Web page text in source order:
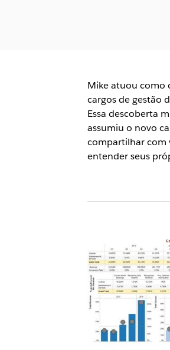
Mike atuou como
cargos de gestão
Essa descoberta
assumiu o novo
compartilhar com
entender seus